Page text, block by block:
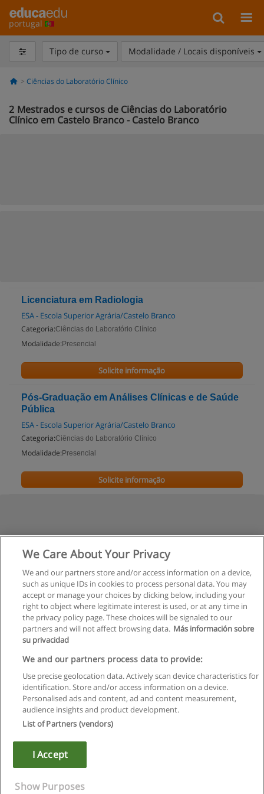
portugal
Tipo de curso Modalidade / Locais disponíveis
Ciências do Laboratório Clínico
2 Mestrados e cursos de Ciências do Laboratório
Clínico em Castelo Branco - Castelo Branco
Licenciatura em Radiologia
ESA - Escola Superior Agrária/Castelo Branco
Categoria:Ciências do Laboratório Clínico
Modalidade: Presencial
Solicite informação
Pós-Graduação em Análises Clínicas e de Saúde
Pública
ESA - Escola Superior Agrária/Castelo Branco
Categoria:Ciências do Laboratório Clínico
Modalidade: Presencial
Solicite informação
Regras de uso
Privacidade de dados
Copyright © Educaedu Business S.L. - CIF : B-95610580: -
We Care About Your Privacy
We and our partners store and/or access information on a device,
such as unique IDs in cookies to process personal data. You may
accept or manage your choices by clicking below, including your
right to object where legitimate interest is used, or at any time in
the privacy policy page. These choices will be signaled to our
partners and will not affect browsing data. Más información sobre
su privacidad
We and our partners process data to provide:
Use precise geolocation data. Actively scan device characteristics for
identification. Store and/or access information on a device.
Personalised ads and content, ad and content measurement,
audience insights and product development.
List of Partners (vendors)
I Accept
Show Purposes